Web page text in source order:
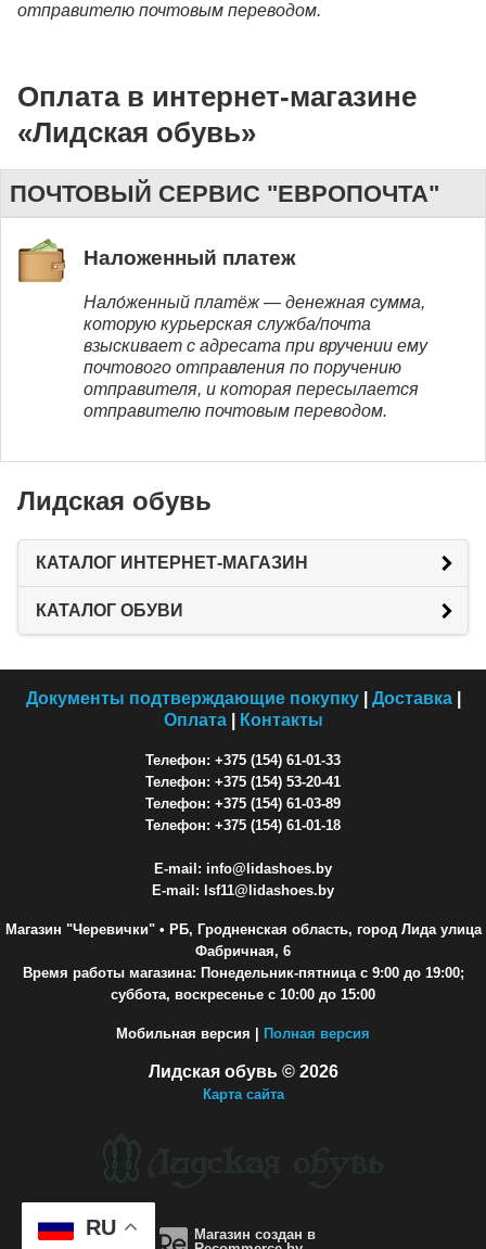
RU
отправителю почтовым переводом.
Оплата в интернет-магазине
«Лидская обувь»
ПОЧТОВЫЙ СЕРВИС "ЕВРОПОЧТА"
Наложенный платеж
Нало́женный платёж — денежная сумма,
которую курьерская служба/почта
взыскивает с адресата при вручении ему
почтового отправления по поручению
отправителя, и которая пересылается
отправителю почтовым переводом.
Лидская обувь
КАТАЛОГ ИНТЕРНЕТ-МАГАЗИН
КАТАЛОГ ОБУВИ
Документы подтверждающие покупку| Доставка|
Оплата| Контакты
Телефон: +375 (154) 61-01-33
Телефон: +375 (154) 53-20-41
Телефон: +375 (154) 61-03-89
Телефон: +375 (154) 61-01-18
E-mail: info@lidashoes.by
E-mail: lsf11@lidashoes.by
Магазин "Черевички"• РБ, Гродненская область, город Лида улица
Фабричная, 6
Время работы магазина: Понедельник-пятница с 9:00 до 19:00;
суббота, воскресенье с 10:00 до 15:00
Мобильная версия | Полная версия
Лидская обувь © 2026
Карта сайта
Магазин создан в